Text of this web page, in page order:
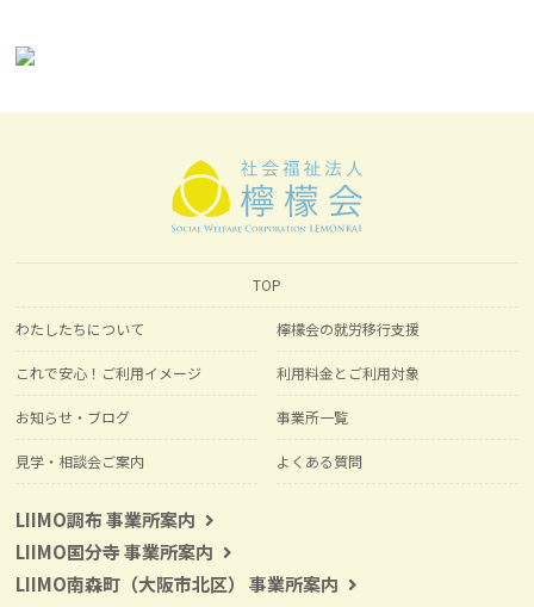
TOP
わたしたちについて 檸檬会の就労移行支援
これで安心！ご利用イメージ 利用料金とご利用対象
お知らせ・ブログ 事業所一覧
見学・相談会ご案内 よくある質問
LIIMO調布 事業所案内
LIIMO国分寺 事業所案内
LIIMO南森町（大阪市北区） 事業所案内